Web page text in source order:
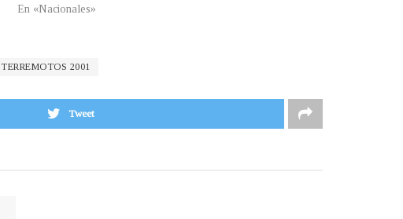
En «Nacionales»
TERREMOTOS 2001
Tweet